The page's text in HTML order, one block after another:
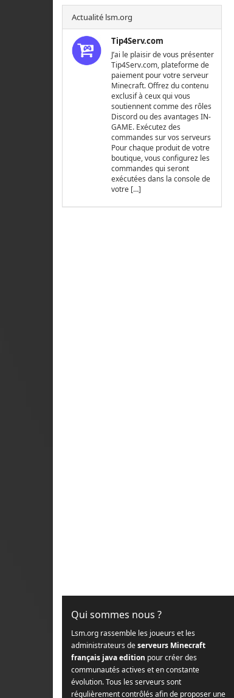
Actualité lsm.org
Tip4Serv.com
J’ai le plaisir de vous présenter
Tip4Serv.com, plateforme de
paiement pour votre serveur
Minecraft. Offrez du contenu
exclusif à ceux qui vous
soutiennent comme des rôles
Discord ou des avantages IN-
GAME. Exécutez des
commandes sur vos serveurs
Pour chaque produit de votre
boutique, vous configurez les
commandes qui seront
exécutées dans la console de
votre […]
Qui sommes nous ?
Lsm.org rassemble les joueurs et les
administrateurs deserveurs Minecraft
français java edition pour créer des
communautés actives et en constante
évolution. Tous les serveurs sont
régulièrement contrôlés afin de proposer une